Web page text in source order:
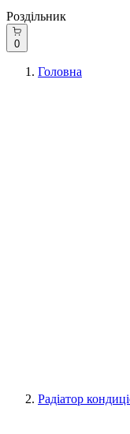
Роздільник
0
Головна
Радіатор